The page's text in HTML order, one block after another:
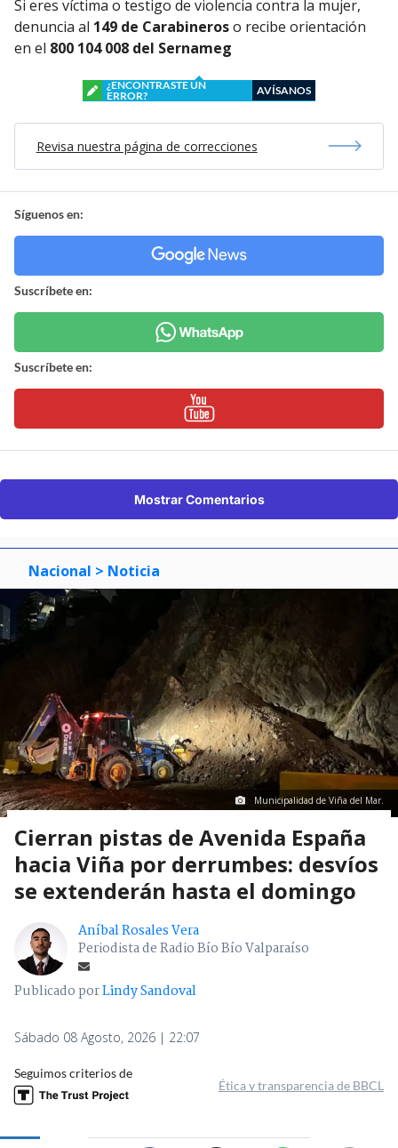
Si eres víctima o testigo de violencia contra la mujer,
denuncia al 149 de Carabineroso recibe orientación
en el 800 104 008 del Sernameg
¿ENCONTRASTE UN
ERROR?
AVÍSANOS
Revisa nuestra página de correcciones
Síguenos en:
Suscríbete en:
Suscríbete en:
Mostrar Comentarios
Nacional > Noticia
Municipalidad de Viña del Mar.
Cierran pistas de Avenida España
hacia Viña por derrumbes: desvíos
se extenderán hasta el domingo
Aníbal Rosales Vera
Periodista de Radio Bío Bío Valparaíso
Publicado porLindy Sandoval
Sábado 08 Agosto, 2026 | 22:07
Seguimos criterios de
Ética y transparencia de BBCL